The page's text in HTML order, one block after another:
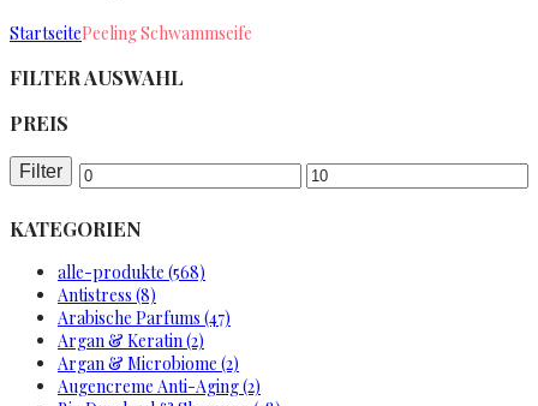
StartseitePeeling Schwammseife
FILTER AUSWAHL
PREIS
Min. Max.
Filter
KATEGORIEN
alle-produkte (568)
Antistress (8)
Arabische Parfums (47)
Argan & Keratin (2)
Argan & Microbiome (2)
Augencreme Anti-Aging (2)